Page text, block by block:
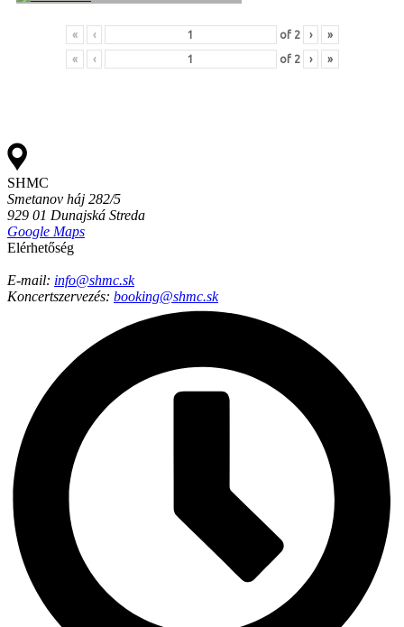
« ‹ of 2 › »
« ‹ of 2 › »
SHMC
Smetanov háj 282/5
929 01 Dunajská Streda
Google Maps
Elérhetőség
E-mail: info@shmc.sk​
Koncertszervezés: booking@shmc.sk​